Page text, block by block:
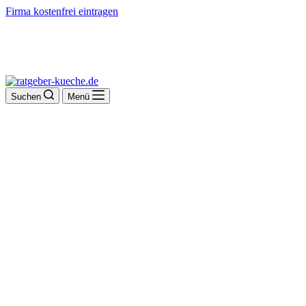
Firma kostenfrei eintragen
Suchen Menü